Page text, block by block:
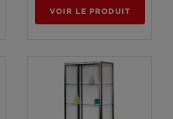
VOIR LE PRODUIT